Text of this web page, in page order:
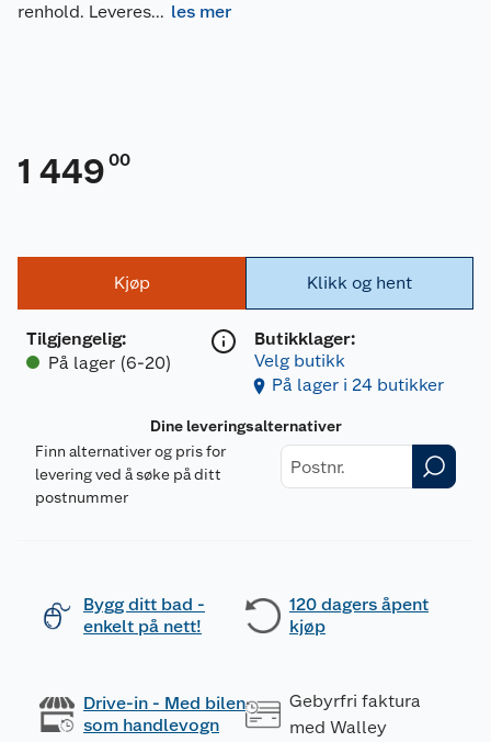
renhold. Leveres... les mer
1 449 00
Kjøp
Tilgjengelig:
På lager (6-20)
Klikk og hent
Butikklager:
Velg butikk
På lager i 24 butikker
Dine leveringsalternativer
Finn alternativer og pris for
levering ved å søke på ditt
postnummer
Bygg ditt bad -
enkelt på nett!
120 dagers åpent
kjøp
Drive-in - Med bilen
som handlevogn
Gebyrfri faktura
med Walley